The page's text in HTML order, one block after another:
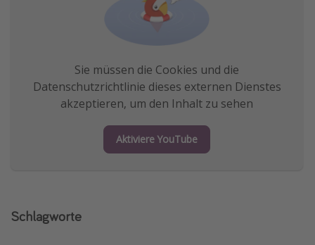
Sie müssen die Cookies und die
Datenschutzrichtlinie dieses externen Dienstes
akzeptieren, um den Inhalt zu sehen
Aktiviere YouTube
Schlagworte